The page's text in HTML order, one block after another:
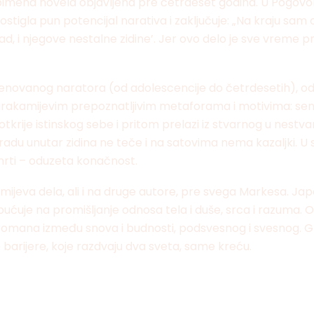
pun potencijal narativa i zaključuje: „Na kraju
i njegove nestalne zidine’. Jer ovo delo je sve vreme
naratora (od adolescencije do četrdesetih),
prepoznatljivim metaforama i motivima:
istinskog sebe i pritom prelazi iz stvarnog u
unutar zidina ne teče i na satovima nema kazaljki.
– oduzeta konačnost.
dela, ali i na druge autore, pre svega Markesa.
na promišljanje odnosa tela i duše, srca i razuma.
između snova i budnosti, podsvesnog i svesnog.
koje razdvaju dva sveta, same kreću.